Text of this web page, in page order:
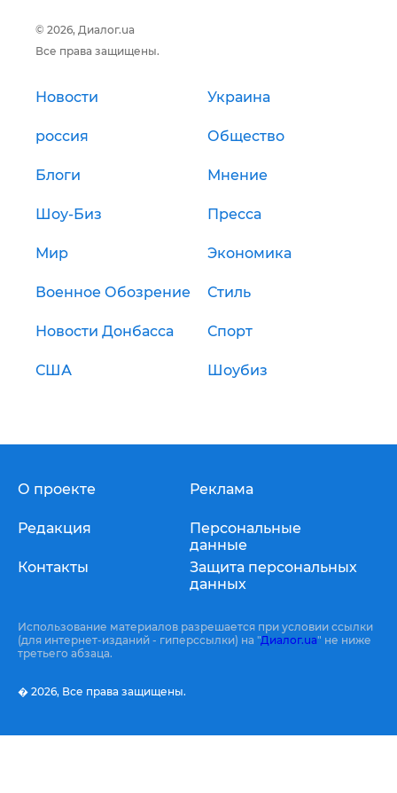
© 2026, Диалог.ua
Все права защищены.
Новости Украина
россия Общество
Блоги Мнение
Шоу-Биз Пресса
Мир Экономика
Военное Обозрение Стиль
Новости Донбасса Спорт
США Шоубиз
О проекте
Редакция
Контакты
Реклама
Персональные
данные
Защита персональных
данных
Использование материалов разрешается при условии ссылки
(для интернет-изданий - гиперссылки) на "Диалог.ua" не ниже
третьего абзаца.
� 2026, Все права защищены.